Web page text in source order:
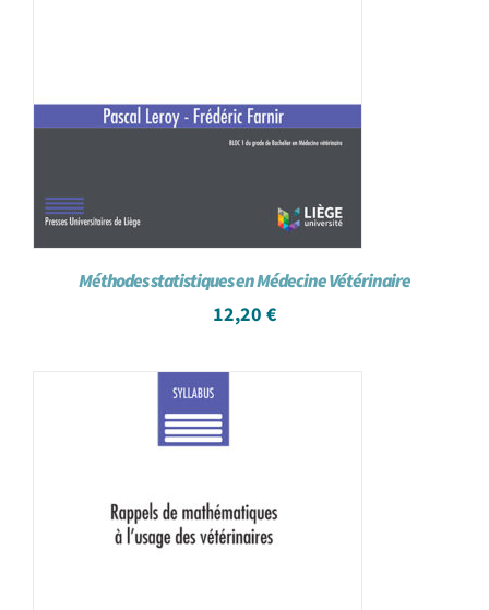
Méthodes statistiques en Médecine Vétérinaire
12,20 €